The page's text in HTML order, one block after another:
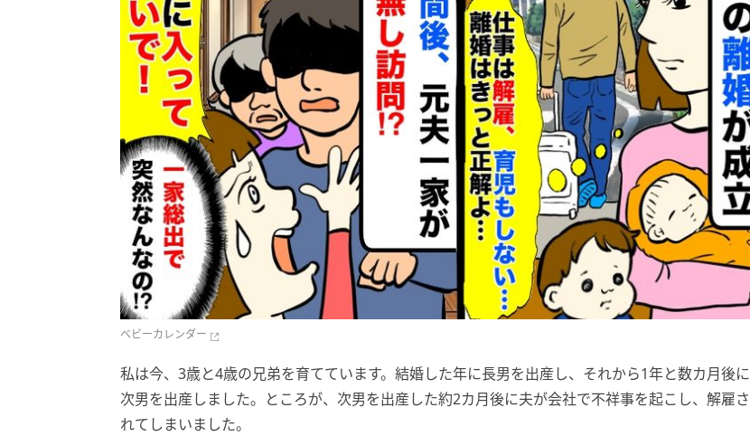
ベビーカレンダー
私は今、3歳と4歳の兄弟を育てています。結婚した年に長男を出産し、それから1年と数カ月後に
次男を出産しました。ところが、次男を出産した約2カ月後に夫が会社で不祥事を起こし、解雇さ
れてしまいました。